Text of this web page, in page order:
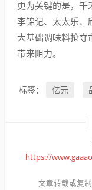
更为关键的是，千
李锦记、太太乐、
大基础调味料抢夺
带来阻力。
标签： 亿元
https://
文章转载或复